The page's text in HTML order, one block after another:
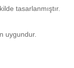
tasarlanmıştır.
uygundur.